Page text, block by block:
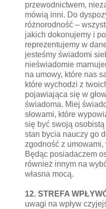
przewodnictwem,
mówią inni. Do
różnorodność –
jakich dokonujemy i
reprezentujemy w
jesteśmy świadomi
nieświadomie
na umowy, które nas
które wychodzi z
pojawiająca się w
świadoma. Miej
słowami, które
się być swoją
stan bycia nauczy go
zgodność z umowami,
Będąc posiadaczem
również innym na
własna mocą.
12. STREFA
uwagi na wpływ